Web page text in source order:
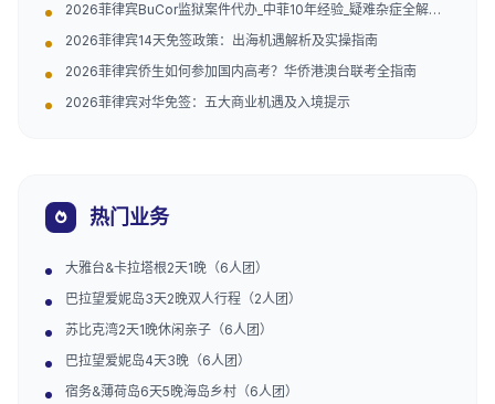
2026菲律宾BuCor监狱案件代办_中菲10年经验_疑难杂症全解决
2026菲律宾14天免签政策：出海机遇解析及实操指南
2026菲律宾侨生如何参加国内高考？华侨港澳台联考全指南
2026菲律宾对华免签：五大商业机遇及入境提示
热门业务
大雅台&卡拉塔根2天1晚（6人团）
巴拉望爱妮岛3天2晚双人行程（2人团）
苏比克湾2天1晚休闲亲子（6人团）
巴拉望爱妮岛4天3晚（6人团）
宿务&薄荷岛6天5晚海岛乡村（6人团）